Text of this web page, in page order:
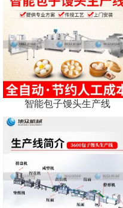
智能包子馒头生产线